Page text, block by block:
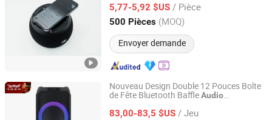
audiomini haute puissance
5,77-5,92 $US / Pièce
500 Pièces (MOQ)
Envoyer demande
Guangdong, China Depuis 2022
Nouveau Design Double 12 Pouces Boîte
de Fête Bluetooth BaffleAudio
83,00-83,5 $US / Jeu
Guangzhou Baiyun District Jianggao Feiyang Electronic
Factory